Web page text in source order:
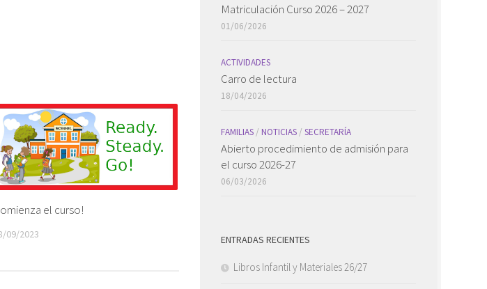
el curso!
09/2023
Matriculación Curso 2026 – 2027
01/06/2026
ACTIVIDADES
Carro de lectura
18/04/2026
FAMILIAS / NOTICIAS / SECRETARÍA
Abierto procedimiento de admisión para
el curso 2026-27
06/03/2026
ENTRADAS RECIENTES
Libros Infantil y Materiales 26/27